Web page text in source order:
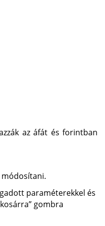
az áfát és forintban
paraméterekkel és
gombra